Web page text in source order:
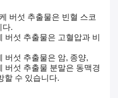
버섯 추출물은 빈혈 스코
다.
섯 추출물은 고혈압과 비
버섯 추출물은 암, 종양,
버섯 추출물 분말은 동맥경
할 수 있습니다.